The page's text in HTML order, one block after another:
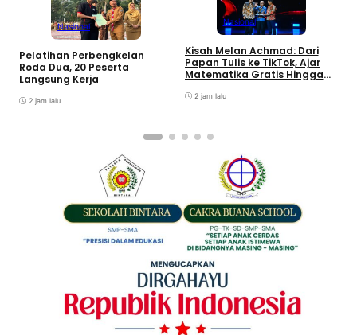
Nasional
Pelatihan Perbengkelan
Roda Dua, 20 Peserta
Langsung Kerja
2 jam lalu
Nasional
Kisah Melan Achmad: Dari
Papan Tulis ke TikTok, Ajar
Matematika Gratis Hingga
2 jam lalu